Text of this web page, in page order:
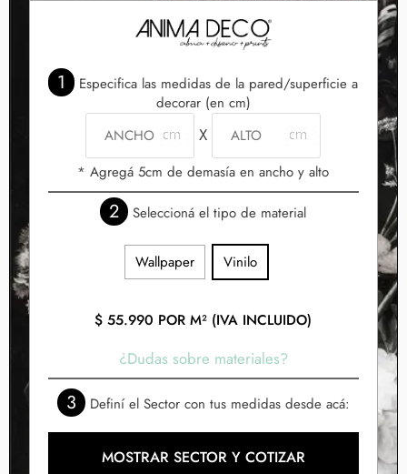
1
Especifica las medidas de la pared/superficie a
decorar (en cm)
X
* Agregá 5cm de demasía en ancho y alto
2 Seleccioná el tipo de material
Wallpaper Vinilo
$ 55.990 POR M² (IVA INCLUIDO)
¿Dudas sobre materiales?
3 Definí el Sector con tus medidas desde acá:
MOSTRAR SECTOR Y COTIZAR